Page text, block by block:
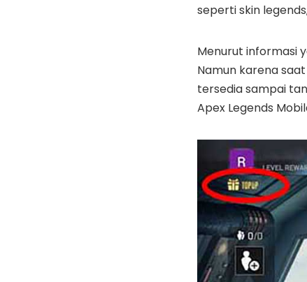
seperti skin
Menurut informasi
Namun karena
tersedia sampai
Apex Legends